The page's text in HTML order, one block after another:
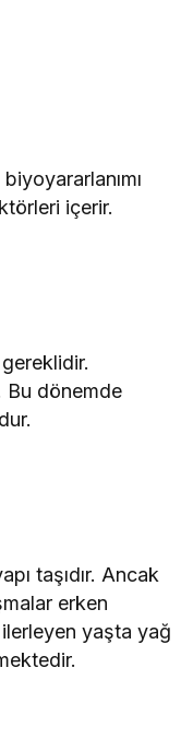
içerir.
Bu dönemde
taşıdır. Ancak
erken
ilerleyen yaşta yağ